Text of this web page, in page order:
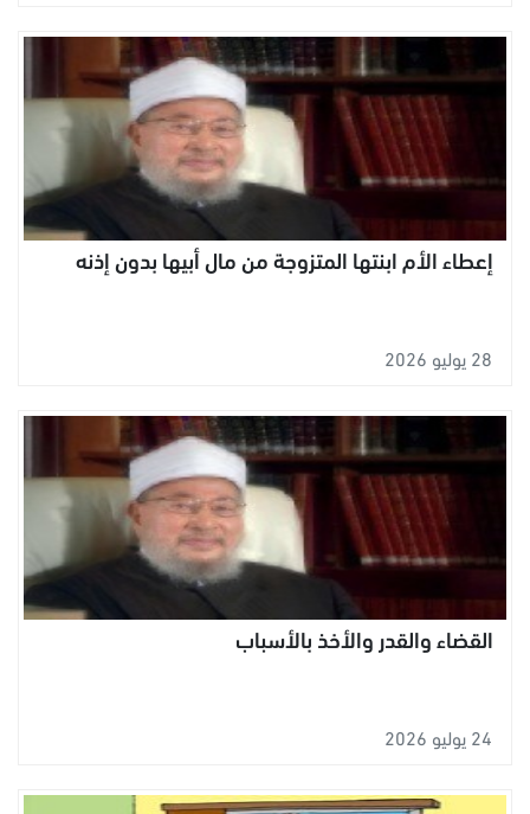
إعطاء الأم ابنتها المتزوجة من مال أبيها بدون إذنه
28 يوليو 2026
القضاء والقدر والأخذ بالأسباب
24 يوليو 2026